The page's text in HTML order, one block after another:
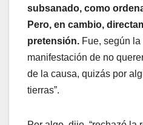
subsanado, como
Pero, en cambio,
pretensión. Fue, según
manifestación de no
de la causa, quizás por
tierras”.